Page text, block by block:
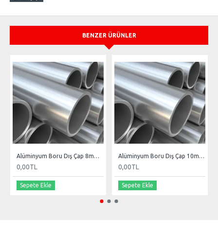
BENZER ÜRÜNLER
Alüminyum Boru Dış Çap 8mm Et Kal 1.2mm
0,00TL
Sepete Ekle
Alüminyum Boru Dış Çap 10mm Et Kal 1
0,00TL
Sepete Ekle